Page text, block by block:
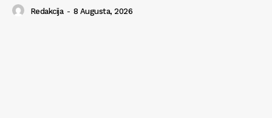
Redakcija - 8 Augusta, 2026